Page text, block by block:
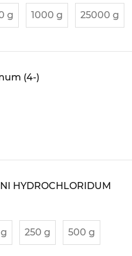
g 1000 g 25000 g
(4-)
HYDROCHLORIDUM
250 g 500 g